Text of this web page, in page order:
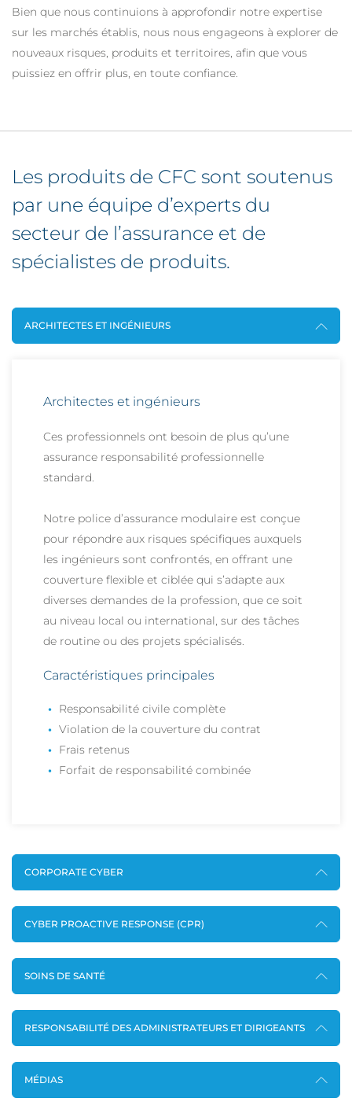
Bien que nous continuions à approfondir notre expertise
sur les marchés établis, nous nous engageons à explorer de
nouveaux risques, produits et territoires, afin que vous
puissiez en offrir plus, en toute confiance.
Les produits de CFC sont soutenus
par une équipe d’experts du
secteur de l’assurance et de
spécialistes de produits.
ARCHITECTES ET INGÉNIEURS
Architectes et ingénieurs
Ces professionnels ont besoin de plus qu’une
assurance responsabilité professionnelle
standard.
Notre police d’assurance modulaire est conçue
pour répondre aux risques spécifiques auxquels
les ingénieurs sont confrontés, en offrant une
couverture flexible et ciblée qui s’adapte aux
diverses demandes de la profession, que ce soit
au niveau local ou international, sur des tâches
de routine ou des projets spécialisés.
Caractéristiques principales
Responsabilité civile complète
Violation de la couverture du contrat
Frais retenus
Forfait de responsabilité combinée
CORPORATE CYBER
CYBER PROACTIVE RESPONSE (CPR)
SOINS DE SANTÉ
RESPONSABILITÉ DES ADMINISTRATEURS ET DIRIGEANTS
MÉDIAS